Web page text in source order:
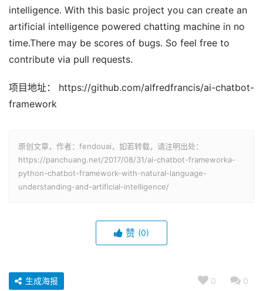
intelligence. With this basic project you can create an
artificial intelligence powered chatting machine in no
time.There may be scores of bugs. So feel free to
contribute via pull requests.
项目地址： https://github.com/alfredfrancis/ai-chatbot-
framework
原创文章，作者：fendouai，如若转载，请注明出处：
https://panchuang.net/2017/08/31/ai-chatbot-frameworka-
python-chatbot-framework-with-natural-language-
understanding-and-artificial-intelligence/
赞 (0)
0 0
生成海报